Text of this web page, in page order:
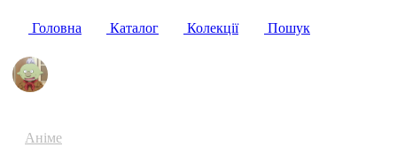
Головна Каталог Колекції Пошук
Аніме